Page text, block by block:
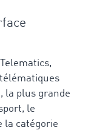
la plus grande
le
la catégorie